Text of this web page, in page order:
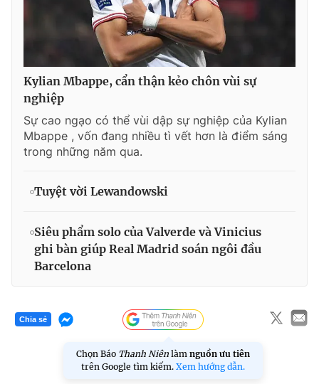
Kylian Mbappe, cẩn thận kẻo chôn vùi sự
nghiệp
Sự cao ngạo có thể vùi dập sự nghiệp của Kylian
Mbappe , vốn đang nhiều tì vết hơn là điểm sáng
trong những năm qua.
Tuyệt vời Lewandowski
Siêu phẩm solo của Valverde và Vinicius
ghi bàn giúp Real Madrid soán ngôi đầu
Barcelona
Chia sẻ
Chọn Báo Thanh Niên làm nguồn ưu tiên
trên Google tìm kiếm. Xem hướng dẫn.